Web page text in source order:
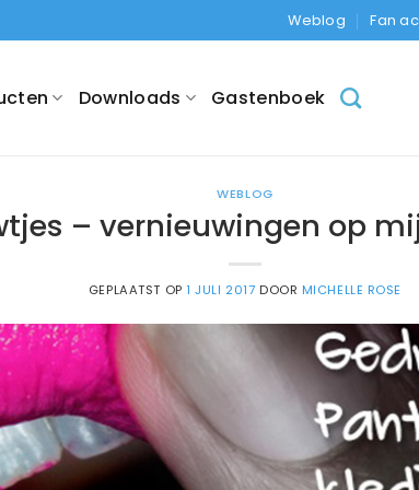
Weblog Fan
Downloads Gastenboek
WEBLOG
– vernieuwingen op
GEPLAATST OP1 JULI 2017 DOOR MICHELLE ROSE